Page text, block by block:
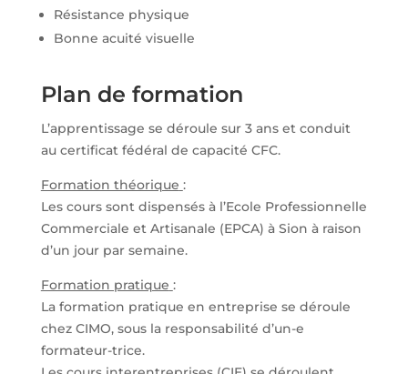
Résistance physique
Bonne acuité visuelle
Plan de formation
L’apprentissage se déroule sur 3 ans et conduit
au certificat fédéral de capacité CFC.
Formation théorique :
Les cours sont dispensés à l’Ecole Professionnelle
Commerciale et Artisanale (EPCA) à Sion à raison
d’un jour par semaine.
Formation pratique :
La formation pratique en entreprise se déroule
chez CIMO, sous la responsabilité d’un-e
formateur-trice.